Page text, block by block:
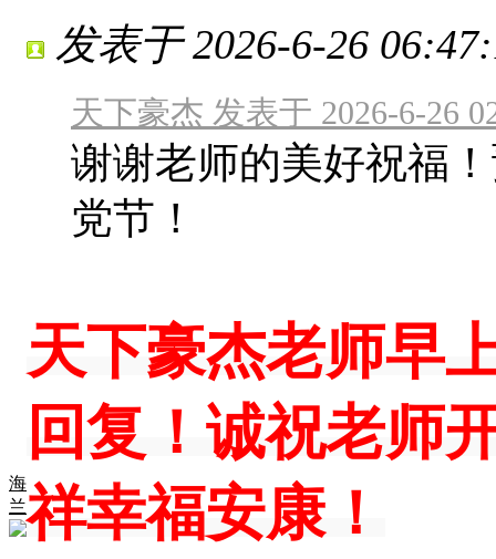
海
兰
发表于 2026-6-26
天下豪杰 发表于 2026-6-26
谢谢老师的美好祝福
党节！
天下豪杰老师早
回复！诚祝老师
祥幸福安康！